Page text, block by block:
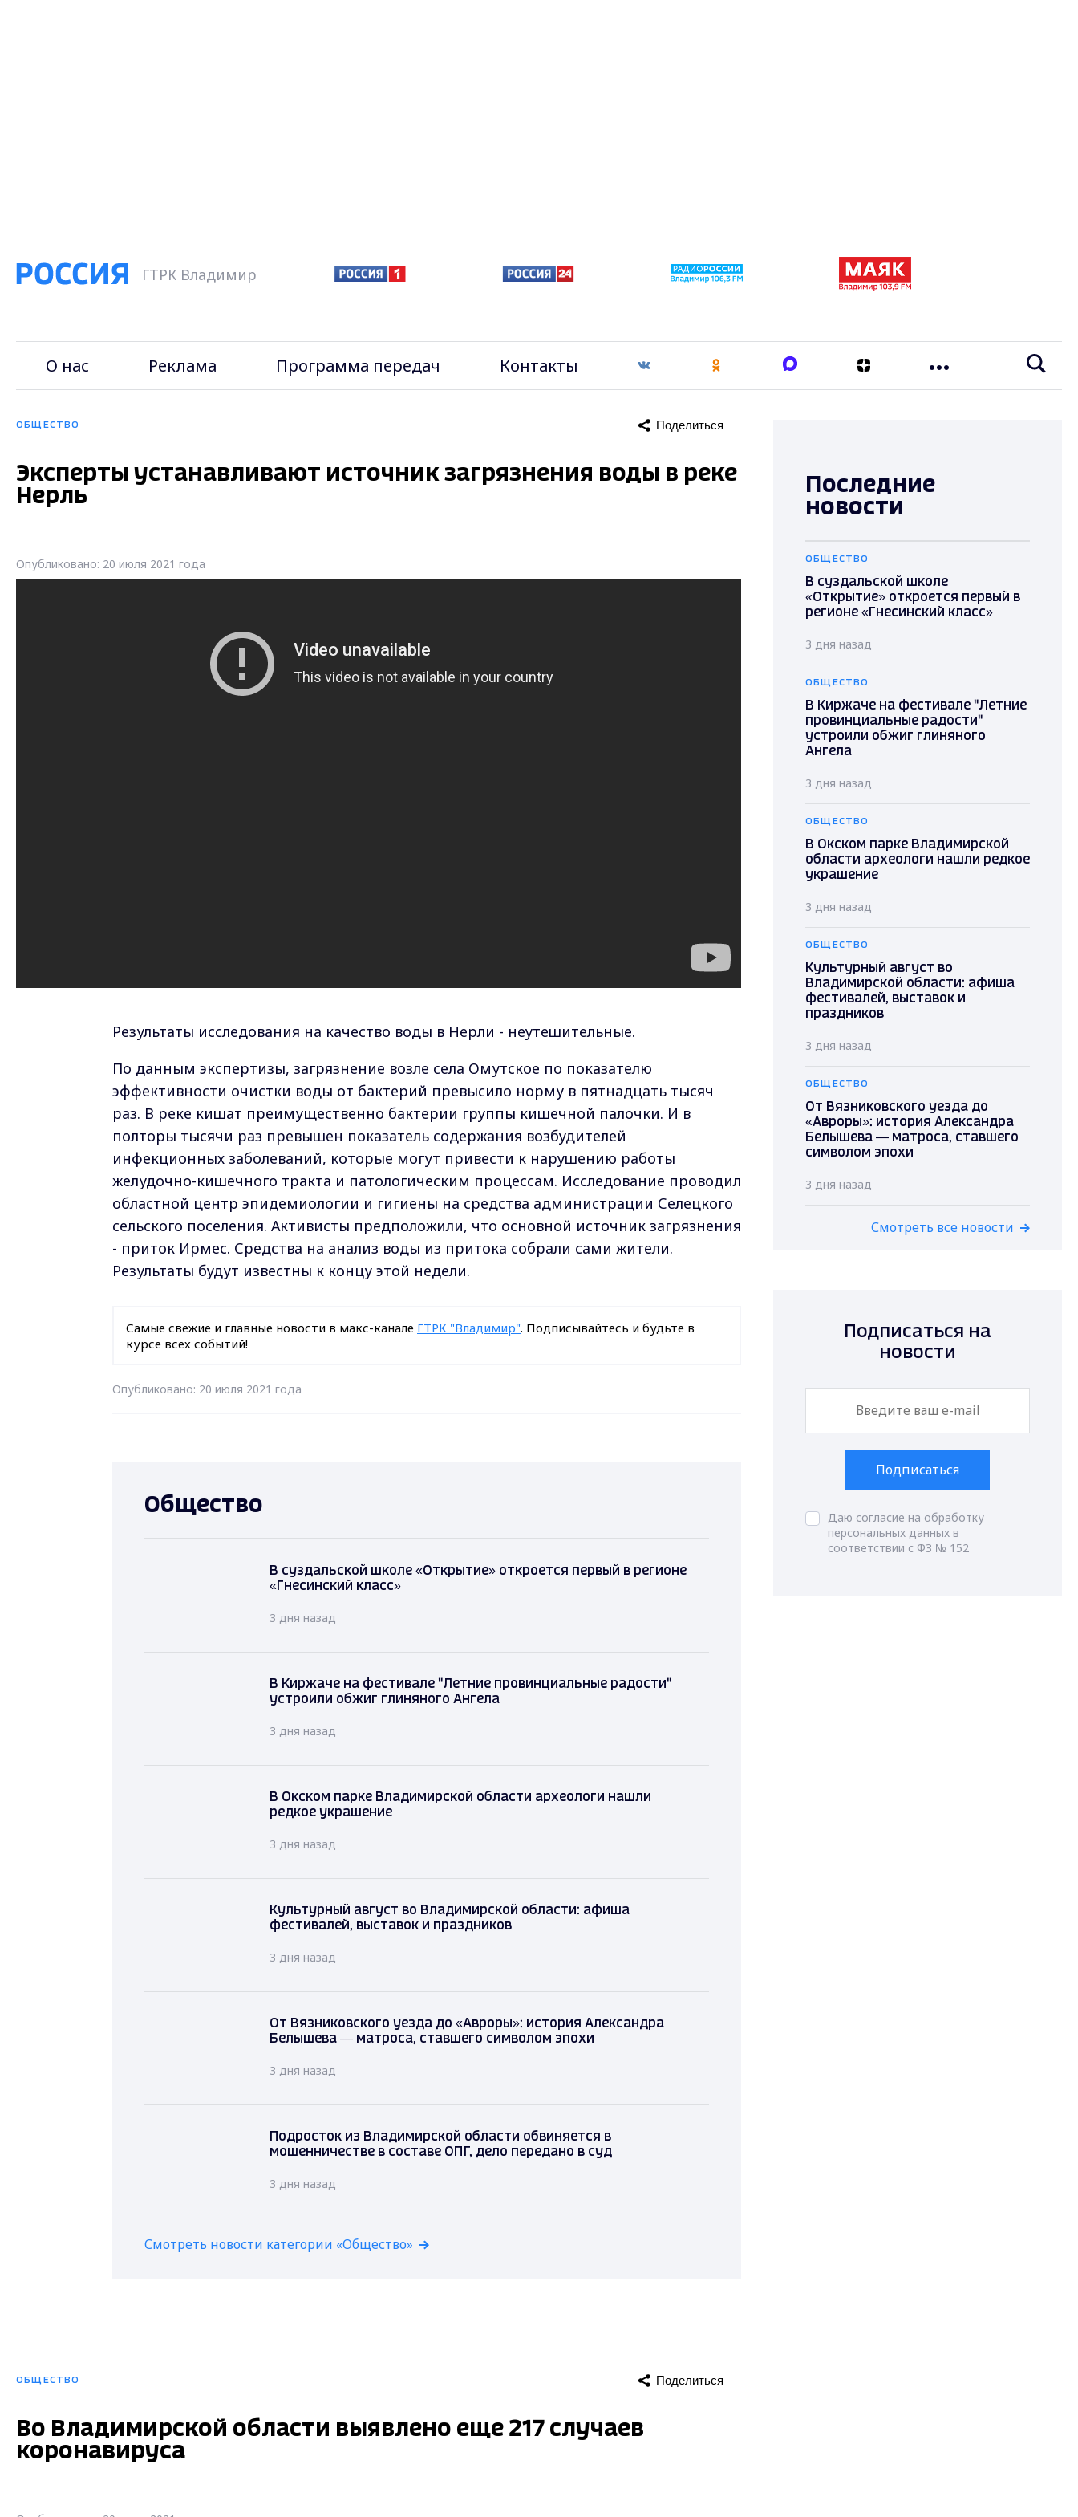
ГТРК Владимир
О нас Реклама Программа передач Контакты
ОБЩЕСТВО Поделиться
Эксперты устанавливают источник загрязнения воды в реке
Нерль
Опубликовано: 20 июля 2021 года
Результаты исследования на качество воды в Нерли - неутешительные.
По данным экспертизы, загрязнение возле села Омутское по показателю
эффективности очистки воды от бактерий превысило норму в пятнадцать тысяч
раз. В реке кишат преимущественно бактерии группы кишечной палочки. И в
полторы тысячи раз превышен показатель содержания возбудителей
инфекционных заболеваний, которые могут привести к нарушению работы
желудочно-кишечного тракта и патологическим процессам. Исследование проводил
областной центр эпидемиологии и гигиены на средства администрации Селецкого
сельского поселения. Активисты предположили, что основной источник загрязнения
- приток Ирмес. Средства на анализ воды из притока собрали сами жители.
Результаты будут известны к концу этой недели.
Самые свежие и главные новости в макс-канале ГТРК "Владимир". Подписывайтесь и будьте в
курсе всех событий!
Опубликовано: 20 июля 2021 года
Общество
В суздальской школе «Открытие» откроется первый в регионе
«Гнесинский класс»
3 дня назад
В Киржаче на фестивале "Летние провинциальные радости"
устроили обжиг глиняного Ангела
3 дня назад
В Окском парке Владимирской области археологи нашли
редкое украшение
3 дня назад
Культурный август во Владимирской области: афиша
фестивалей, выставок и праздников
3 дня назад
От Вязниковского уезда до «Авроры»: история Александра
Белышева — матроса, ставшего символом эпохи
3 дня назад
Подросток из Владимирской области обвиняется в
мошенничестве в составе ОПГ, дело передано в суд
3 дня назад
Смотреть новости категории «Общество»
ОБЩЕСТВО Поделиться
Во Владимирской области выявлено еще 217 случаев
коронавируса
Последние
новости
ОБЩЕСТВО
В суздальской школе
«Открытие» откроется первый в
регионе «Гнесинский класс»
3 дня назад
ОБЩЕСТВО
В Киржаче на фестивале "Летние
провинциальные радости"
устроили обжиг глиняного
Ангела
3 дня назад
ОБЩЕСТВО
В Окском парке Владимирской
области археологи нашли редкое
украшение
3 дня назад
ОБЩЕСТВО
Культурный август во
Владимирской области: афиша
фестивалей, выставок и
праздников
3 дня назад
ОБЩЕСТВО
От Вязниковского уезда до
«Авроры»: история Александра
Белышева — матроса, ставшего
символом эпохи
3 дня назад
Смотреть все новости
Подписаться на
новости
Подписаться
Даю согласие на обработку
персональных данных в
соответствии с ФЗ № 152